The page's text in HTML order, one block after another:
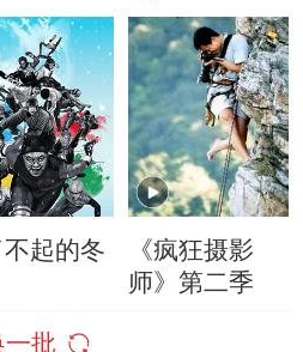
不起的冬
《疯狂摄影
师》第二季
一批